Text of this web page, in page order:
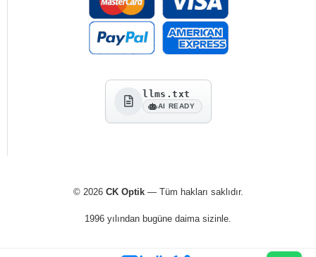
llms.txt
AI READY
© 2026 CK Optik— Tüm hakları saklıdır.
1996 yılından bugüne daima sizinle.